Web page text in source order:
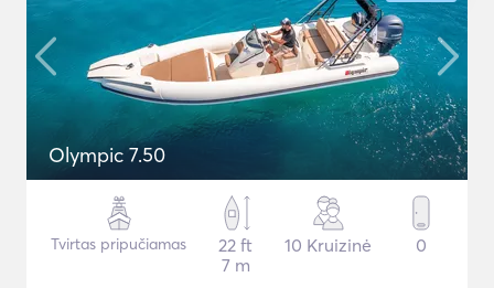
Olympic 7.50
Tvirtas pripučiamas
22 ft
7 m
10 Kruizinė 0